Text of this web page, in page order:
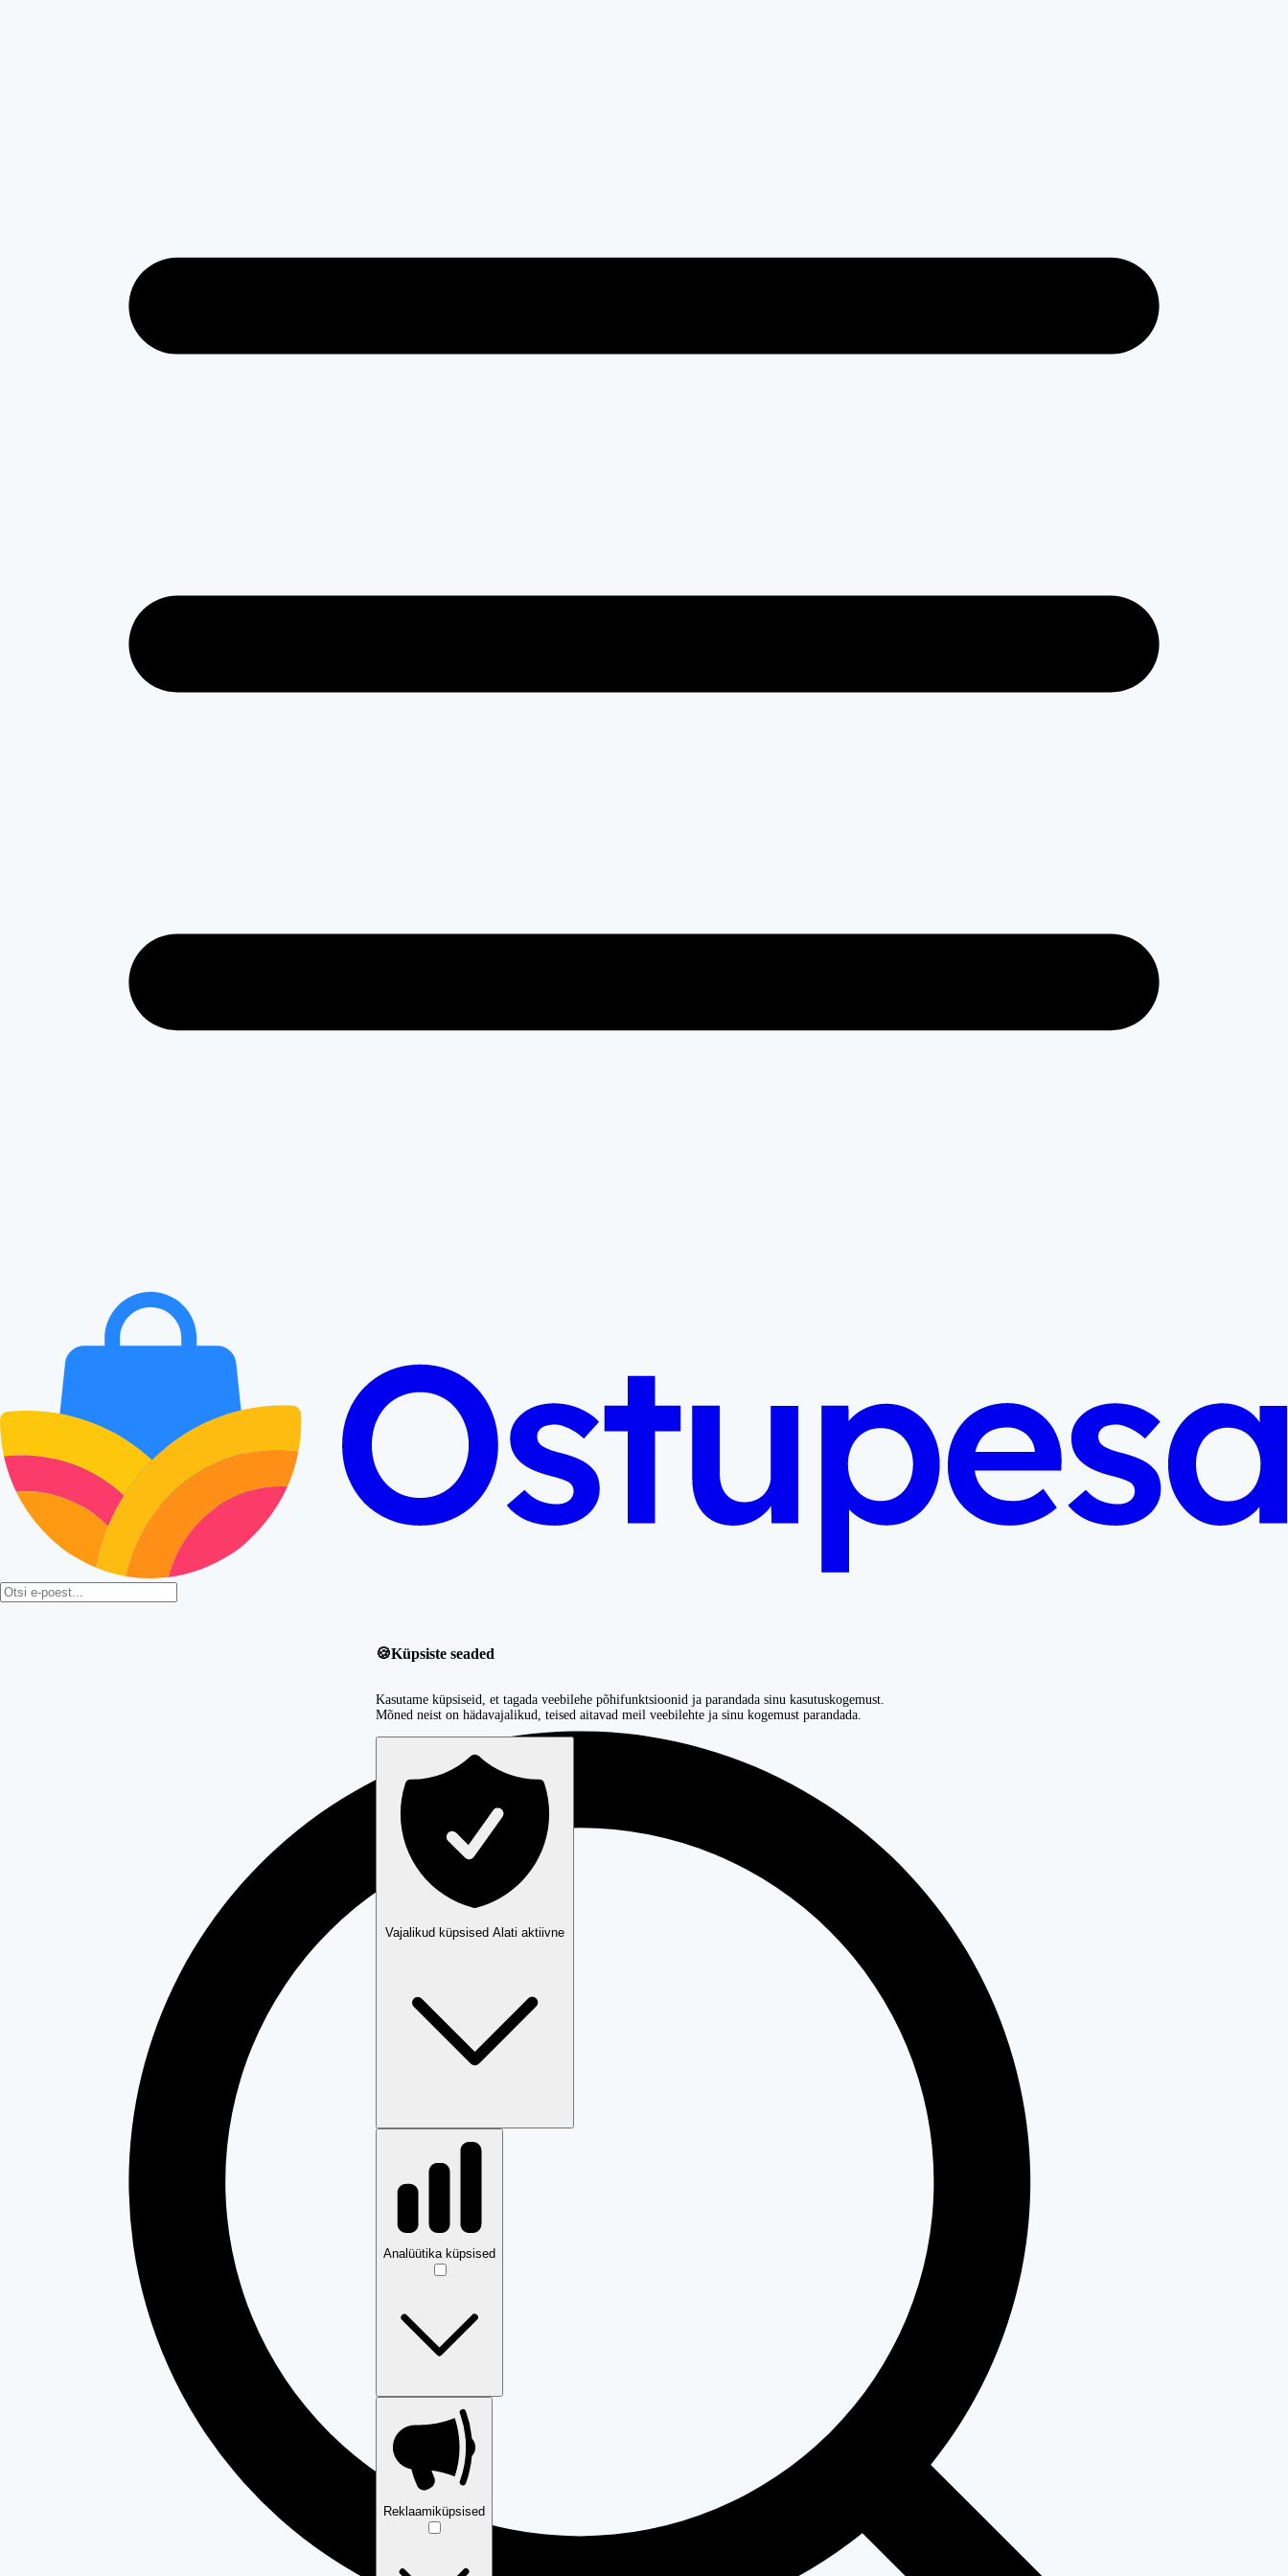
🍪Küpsiste seaded
Kasutame küpsiseid, et tagada veebilehe põhifunktsioonid ja parandada sinu kasutuskogemust.
Mõned neist on hädavajalikud, teised aitavad meil veebilehte ja sinu kogemust parandada.
Vajalikud küpsised
Analüütika küpsised
Reklaamiküpsised